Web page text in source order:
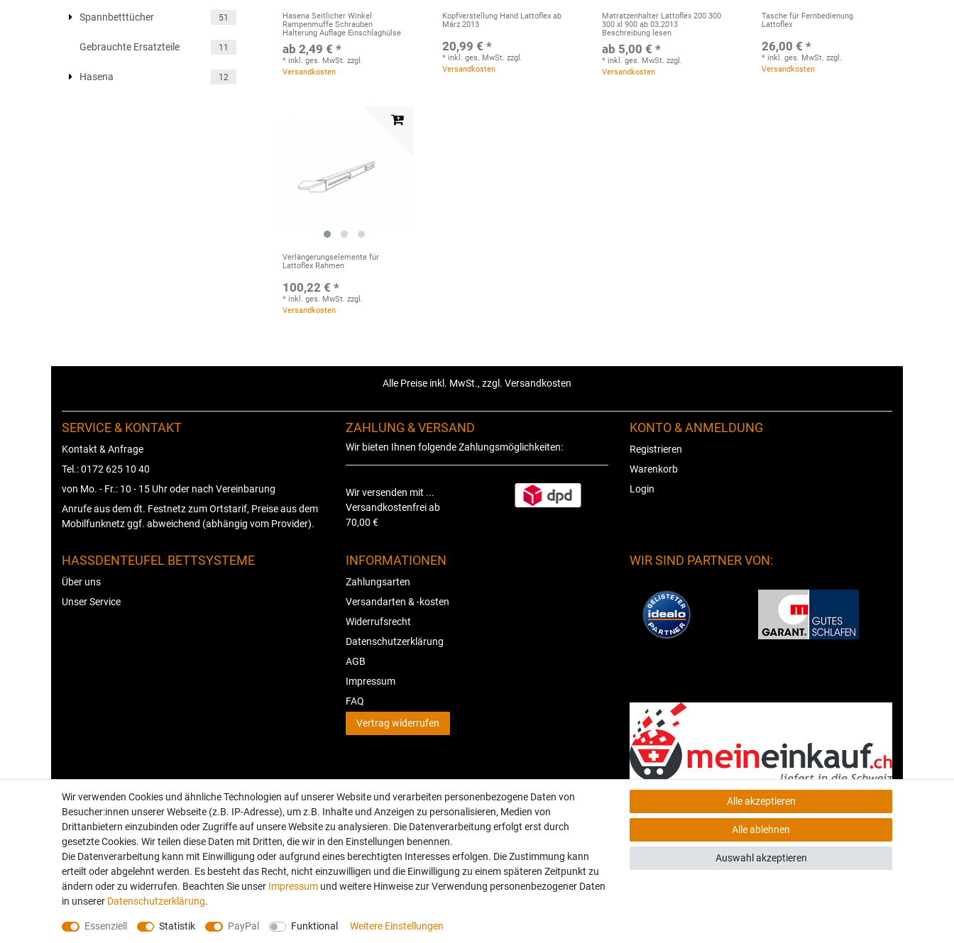
Spannbetttücher 51
Gebrauchte Ersatzteile 11
Hasena 12
Hasena Seitlicher Winkel
Rampenmuffe Schrauben
Halterung Auflage Einschlaghülse
ab 2,49 € *
* inkl. ges. MwSt. zzgl.
Versandkosten
Kopfverstellung Hand Lattoflex ab
März 2013
20,99 € *
* inkl. ges. MwSt. zzgl.
Versandkosten
Matratzenhalter Lattoflex 200 300
300 xl 900 ab 03.2013
Beschreibung lesen
ab 5,00 € *
* inkl. ges. MwSt. zzgl.
Versandkosten
Tasche für Fernbedienung
Lattoflex
26,00 € *
* inkl. ges. MwSt. zzgl.
Versandkosten
Verlängerungselemente für
Lattoflex Rahmen
100,22 € *
* inkl. ges. MwSt. zzgl.
Versandkosten
Alle Preise inkl. MwSt., zzgl. Versandkosten
SERVICE & KONTAKT
Kontakt & Anfrage
Tel.: 0172 625 10 40
von Mo. - Fr.: 10 - 15 Uhr oder nach Vereinbarung
Anrufe aus dem dt. Festnetz zum Ortstarif, Preise aus dem
Mobilfunknetz ggf. abweichend (abhängig vom Provider).
ZAHLUNG & VERSAND
Wir bieten Ihnen folgende Zahlungsmöglichkeiten:
Wir versenden mit ...
Versandkostenfrei ab
70,00 €
KONTO & ANMELDUNG
Registrieren
Warenkorb
Login
HASSDENTEUFEL BETTSYSTEME
Über uns
Unser Service
INFORMATIONEN
Zahlungsarten
Versandarten & -kosten
Widerrufsrecht
Datenschutzerklärung
AGB
Impressum
FAQ
Vertrag widerrufen
WIR SIND PARTNER VON:
Folgen Sie uns auch auf: Geprüfte Sicherheit:
Wir verwenden Cookies und ähnliche Technologien auf unserer Website und verarbeiten personenbezogene Daten von
Besucher:innen unserer Webseite (z.B. IP-Adresse), um z.B. Inhalte und Anzeigen zu personalisieren, Medien von
Drittanbietern einzubinden oder Zugriffe auf unsere Website zu analysieren. Die Datenverarbeitung erfolgt erst durch
gesetzte Cookies. Wir teilen diese Daten mit Dritten, die wir in den Einstellungen benennen.
Die Datenverarbeitung kann mit Einwilligung oder aufgrund eines berechtigten Interesses erfolgen. Die Zustimmung kann
erteilt oder abgelehnt werden. Es besteht das Recht, nicht einzuwilligen und die Einwilligung zu einem späteren Zeitpunkt zu
ändern oder zu widerrufen. Beachten Sie unser Impressum und weitere Hinweise zur Verwendung personenbezogener Daten
in unserer Daten­schutz­erklärung.
Essenziell Statistik PayPal Funktional Weitere Einstellungen
Alle akzeptieren
Alle ablehnen
Auswahl akzeptieren